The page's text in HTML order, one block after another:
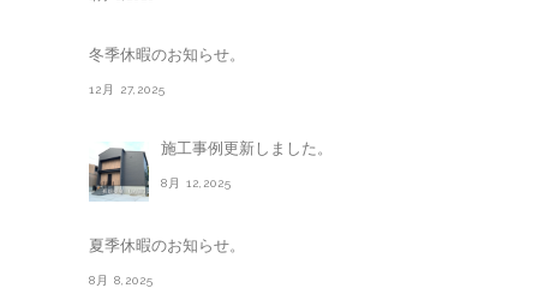
冬季休暇のお知らせ。
12月 27,2025
施工事例更新しました。
8月 12,2025
夏季休暇のお知らせ。
8月 8,2025